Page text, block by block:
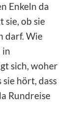
Enkeln da
sie, ob sie
darf. Wie
in
sich, woher
hört, dass
Rundreise